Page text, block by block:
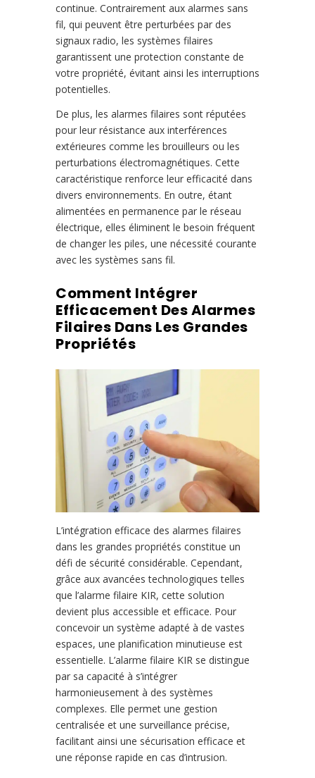
continue. Contrairement aux alarmes sans
fil, qui peuvent être perturbées par des
signaux radio, les systèmes filaires
garantissent une protection constante de
votre propriété, évitant ainsi les interruptions
potentielles.
De plus, les alarmes filaires sont réputées
pour leur résistance aux interférences
extérieures comme les brouilleurs ou les
perturbations électromagnétiques. Cette
caractéristique renforce leur efficacité dans
divers environnements. En outre, étant
alimentées en permanence par le réseau
électrique, elles éliminent le besoin fréquent
de changer les piles, une nécessité courante
avec les systèmes sans fil.
Comment Intégrer
Efficacement Des Alarmes
Filaires Dans Les Grandes
Propriétés
L’intégration efficace des alarmes filaires
dans les grandes propriétés constitue un
défi de sécurité considérable. Cependant,
grâce aux avancées technologiques telles
que l’alarme filaire KIR, cette solution
devient plus accessible et efficace. Pour
concevoir un système adapté à de vastes
espaces, une planification minutieuse est
essentielle. L’alarme filaire KIR se distingue
par sa capacité à s’intégrer
harmonieusement à des systèmes
complexes. Elle permet une gestion
centralisée et une surveillance précise,
facilitant ainsi une sécurisation efficace et
une réponse rapide en cas d’intrusion.